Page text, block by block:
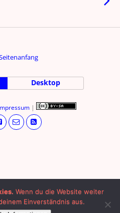
Desktop
|
Wenn du die Website weiter
Einverständnis aus.